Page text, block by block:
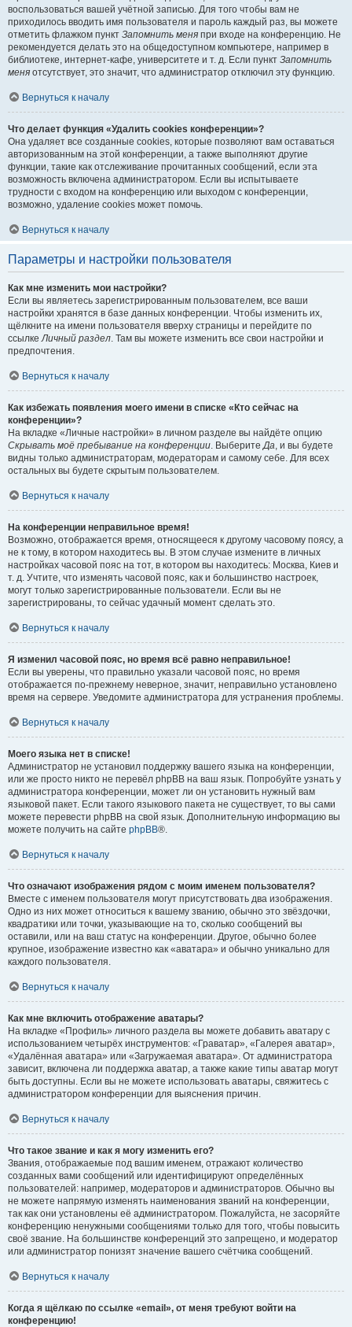
воспользоваться вашей учётной записью. Для того чтобы вам не
приходилось вводить имя пользователя и пароль каждый раз, вы можете
отметить флажком пункт Запомнить меня при входе на конференцию. Не
рекомендуется делать это на общедоступном компьютере, например в
библиотеке, интернет-кафе, университете и т. д. Если пункт Запомнить
меня отсутствует, это значит, что администратор отключил эту функцию.
Вернуться к началу
Что делает функция «Удалить cookies конференции»?
Она удаляет все созданные cookies, которые позволяют вам оставаться
авторизованным на этой конференции, а также выполняют другие
функции, такие как отслеживание прочитанных сообщений, если эта
возможность включена администратором. Если вы испытываете
трудности с входом на конференцию или выходом с конференции,
возможно, удаление cookies может помочь.
Вернуться к началу
Параметры и настройки пользователя
Как мне изменить мои настройки?
Если вы являетесь зарегистрированным пользователем, все ваши
настройки хранятся в базе данных конференции. Чтобы изменить их,
щёлкните на имени пользователя вверху страницы и перейдите по
ссылкеЛичный раздел. Там вы можете изменить все свои настройки и
предпочтения.
Вернуться к началу
Как избежать появления моего имени в списке «Кто сейчас на
конференции»?
На вкладке «Личные настройки» в личном разделе вы найдёте опцию
Скрывать моё пребывание на конференции. ВыберитеДа, и вы будете
видны только администраторам, модераторам и самому себе. Для всех
остальных вы будете скрытым пользователем.
Вернуться к началу
На конференции неправильное время!
Возможно, отображается время, относящееся к другому часовому поясу, а
не к тому, в котором находитесь вы. В этом случае измените в личных
настройках часовой пояс на тот, в котором вы находитесь: Москва, Киев и
т. д. Учтите, что изменять часовой пояс, как и большинство настроек,
могут только зарегистрированные пользователи. Если вы не
зарегистрированы, то сейчас удачный момент сделать это.
Вернуться к началу
Я изменил часовой пояс, но время всё равно неправильное!
Если вы уверены, что правильно указали часовой пояс, но время
отображается по-прежнему неверное, значит, неправильно установлено
время на сервере. Уведомите администратора для устранения проблемы.
Вернуться к началу
Моего языка нет в списке!
Администратор не установил поддержку вашего языка на конференции,
или же просто никто не перевёл phpBB на ваш язык. Попробуйте узнать у
администратора конференции, может ли он установить нужный вам
языковой пакет. Если такого языкового пакета не существует, то вы сами
можете перевести phpBB на свой язык. Дополнительную информацию вы
можете получить на сайте phpBB®.
Вернуться к началу
Что означают изображения рядом с моим именем пользователя?
Вместе с именем пользователя могут присутствовать два изображения.
Одно из них может относиться к вашему званию, обычно это звёздочки,
квадратики или точки, указывающие на то, сколько сообщений вы
оставили, или на ваш статус на конференции. Другое, обычно более
крупное, изображение известно как «аватара» и обычно уникально для
каждого пользователя.
Вернуться к началу
Как мне включить отображение аватары?
На вкладке «Профиль» личного раздела вы можете добавить аватару с
использованием четырёх инструментов: «Граватар», «Галерея аватар»,
«Удалённая аватара» или «Загружаемая аватара». От администратора
зависит, включена ли поддержка аватар, а также какие типы аватар могут
быть доступны. Если вы не можете использовать аватары, свяжитесь с
администратором конференции для выяснения причин.
Вернуться к началу
Что такое звание и как я могу изменить его?
Звания, отображаемые под вашим именем, отражают количество
созданных вами сообщений или идентифицируют определённых
пользователей: например, модераторов и администраторов. Обычно вы
не можете напрямую изменять наименования званий на конференции,
так как они установлены её администратором. Пожалуйста, не засоряйте
конференцию ненужными сообщениями только для того, чтобы повысить
своё звание. На большинстве конференций это запрещено, и модератор
или администратор понизят значение вашего счётчика сообщений.
Вернуться к началу
Когда я щёлкаю по ссылке «email», от меня требуют войти на
конференцию!